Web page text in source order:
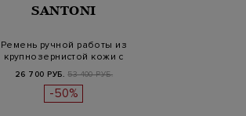
SANTONI
Ремень ручной работы из
крупнозернистой кожи с
тиснени…
26 700 РУБ. 53 400 РУБ.
-50%